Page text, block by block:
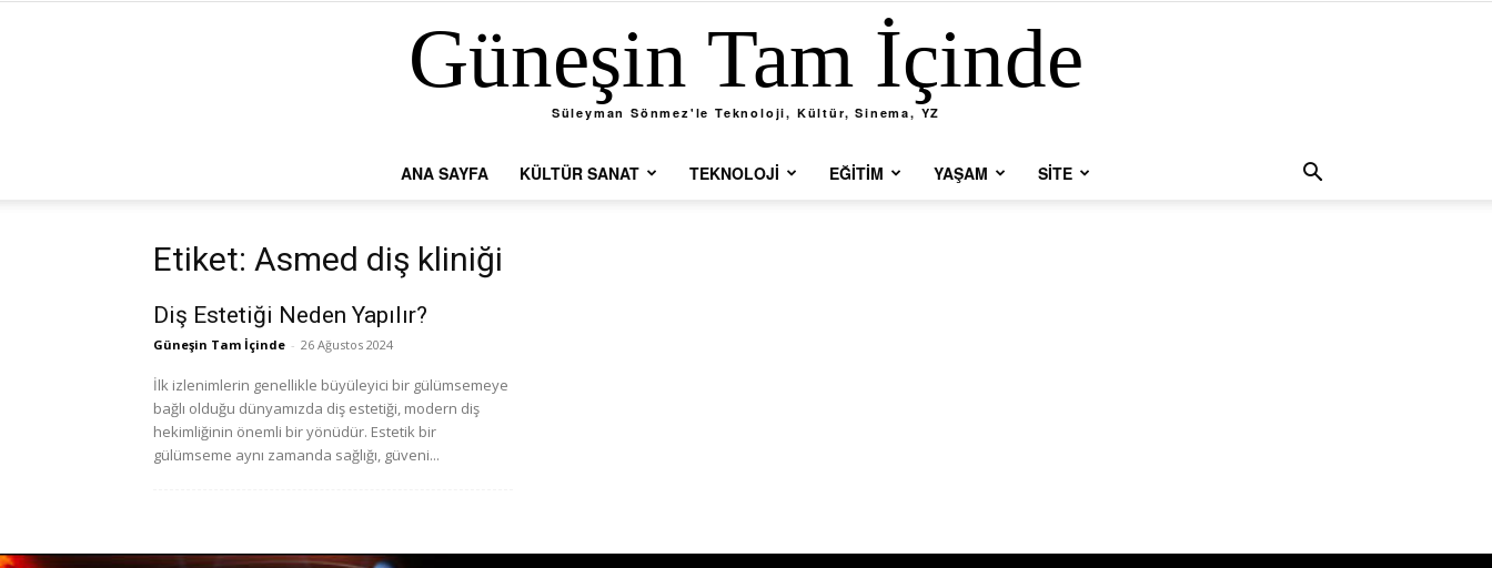
Güneşin Tam İçinde
Süleyman Sönmez'le Teknoloji, Kültür, Sinema, YZ
ANA SAYFA KÜLTÜR SANAT TEKNOLOJI EĞITIM YAŞAM SİTE
Etiket: Asmed diş kliniği
Diş Estetiği Neden Yapılır?
Güneşin Tam İçinde - 26 Ağustos 2024
İlk izlenimlerin genellikle büyüleyici bir gülümsemeye
bağlı olduğu dünyamızda diş estetiği, modern diş
hekimliğinin önemli bir yönüdür. Estetik bir
gülümseme aynı zamanda sağlığı, güveni...